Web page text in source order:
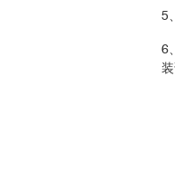
物高光谱数据，进行矿物含
of Soil Moisture
index retrieved by
5
6